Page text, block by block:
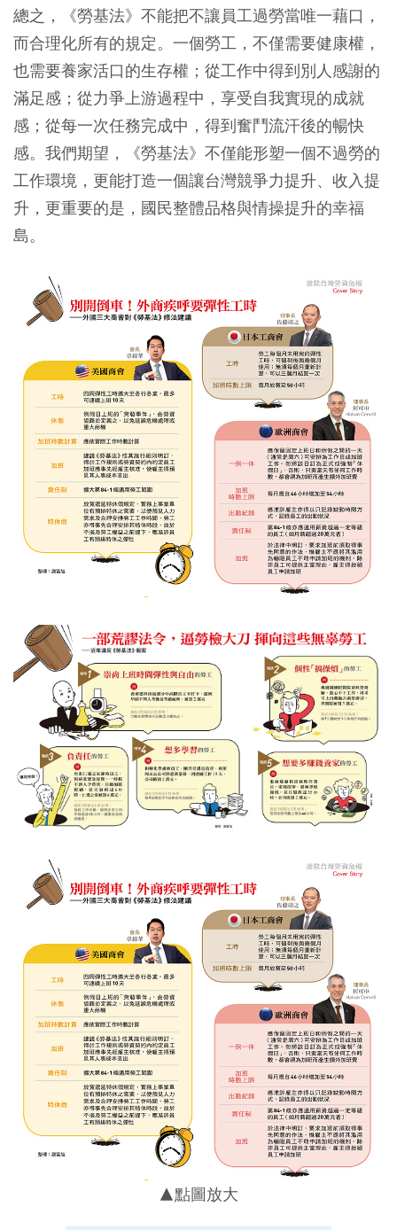
總之，《勞基法》不能把不讓員工過勞當唯一藉口，
而合理化所有的規定。一個勞工，不僅需要健康權，
也需要養家活口的生存權；從工作中得到別人感謝的
滿足感；從力爭上游過程中，享受自我實現的成就
感；從每一次任務完成中，得到奮鬥流汗後的暢快
感。我們期望，《勞基法》不僅能形塑一個不過勞的
工作環境，更能打造一個讓台灣競爭力提升、收入提
升，更重要的是，國民整體品格與情操提升的幸福
島。
▲點圖放大